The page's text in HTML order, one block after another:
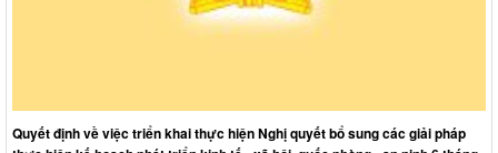
Quyết định về việc triển khai thực hiện Nghị quyết bổ sung các giải pháp